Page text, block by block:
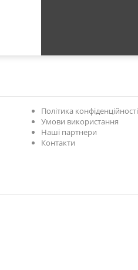
Політика конфіденційності
Умови використання
Наші партнери
Контакти